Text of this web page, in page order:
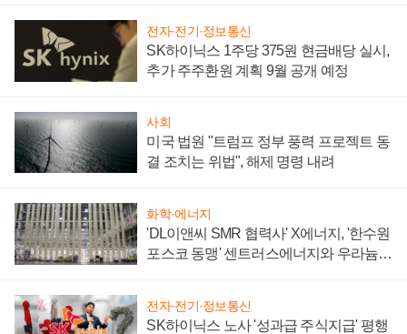
전자·전기·정보통신
SK하이닉스 1주당 375원 현금배당 실시,
추가 주주환원 계획 9월 공개 예정
사회
미국 법원 "트럼프 정부 풍력 프로젝트 동
결 조치는 위법", 해제 명령 내려
화학·에너지
'DL이앤씨 SMR 협력사' X에너지, '한수원
포스코 동맹' 센트러스에너지와 우라늄
전자·전기·정보통신
SK하이닉스 노사 '성과급 주식지급' 평행